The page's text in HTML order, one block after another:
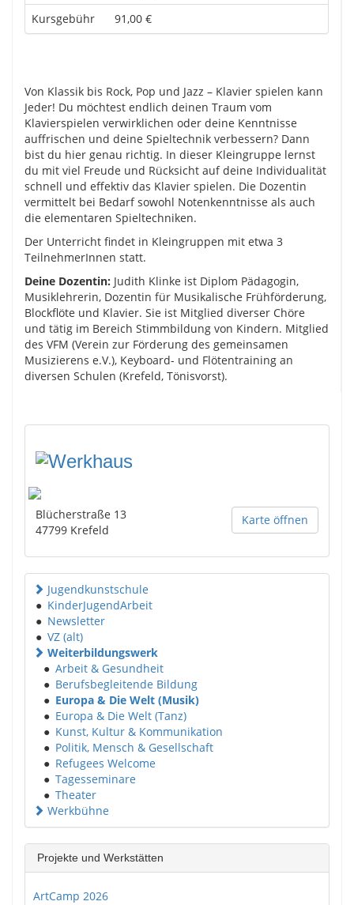
Kursgebühr
91,00 €
Von Klassik bis Rock, Pop und Jazz – Klavier spielen kann
Jeder! Du möchtest endlich deinen Traum vom
Klavierspielen verwirklichen oder deine Kenntnisse
auffrischen und deine Spieltechnik verbessern? Dann
bist du hier genau richtig. In dieser Kleingruppe lernst
du mit viel Freude und Rücksicht auf deine Individualität
schnell und effektiv das Klavier spielen. Die Dozentin
vermittelt bei Bedarf sowohl Notenkenntnisse als auch
die elementaren Spieltechniken.
Der Unterricht findet in Kleingruppen mit etwa 3
TeilnehmerInnen statt.
Deine Dozentin: Judith Klinke ist Diplom Pädagogin,
Musiklehrerin, Dozentin für Musikalische Frühförderung,
Blockflöte und Klavier. Sie ist Mitglied diverser Chöre
und tätig im Bereich Stimmbildung von Kindern. Mitglied
des VFM (Verein zur Förderung des gemeinsamen
Musizierens e.V.), Keyboard- und Flötentraining an
diversen Schulen (Krefeld, Tönisvorst).
Karte öffnen
Blücherstraße 13
47799 Krefeld
Jugendkunstschule
● KinderJugendArbeit
● Newsletter
● VZ (alt)
Weiterbildungswerk
● Arbeit & Gesundheit
● Berufsbegleitende Bildung
● Europa & Die Welt (Musik)
● Europa & Die Welt (Tanz)
● Kunst, Kultur & Kommunikation
● Politik, Mensch & Gesellschaft
● Refugees Welcome
● Tagesseminare
● Theater
Werkbühne
Projekte und Werkstätten
ArtCamp 2026